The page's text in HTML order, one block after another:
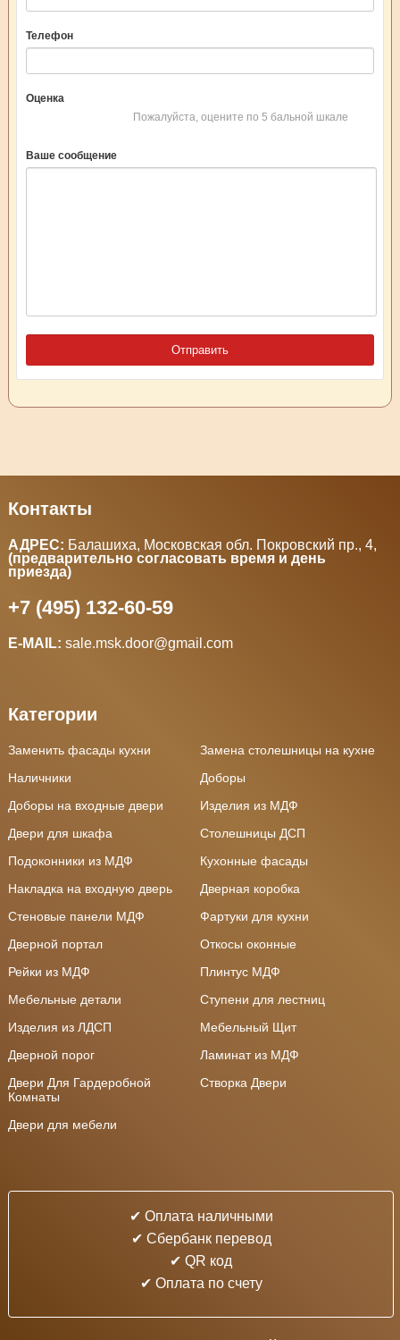
Телефон
Оценка
Пожалуйста, оцените по 5 бальной шкале
Ваше сообщение
Контакты
АДРЕС: Балашиха, Московская обл. Покровский пр., 4,
(предварительно согласовать время и день
приезда)
+7 (495) 132-60-59
E-MAIL: sale.msk.door@gmail.com
Категории
Заменить фасады кухни
Замена столешницы на кухне
Наличники
Доборы
Доборы на входные двери
Изделия из МДФ
Двери для шкафа
Столешницы ДСП
Подоконники из МДФ
Кухонные фасады
Накладка на входную дверь
Дверная коробка
Стеновые панели МДФ
Фартуки для кухни
Дверной портал
Откосы оконные
Рейки из МДФ
Плинтус МДФ
Мебельные детали
Ступени для лестниц
Изделия из ЛДСП
Мебельный Щит
Дверной порог
Ламинат из МДФ
Двери Для Гардеробной
Комнаты
Створка Двери
Двери для мебели
✔ Оплата наличными
✔ Cбербанк перевод
✔ QR код
✔ Оплата по счету